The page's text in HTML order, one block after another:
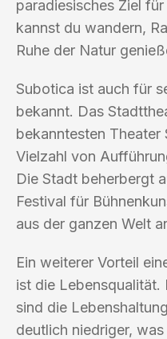
paradiesisches Ziel
kannst du wandern,
Ruhe der Natur
Subotica ist auch für
bekannt. Das
bekanntesten Theater
Vielzahl von
Die Stadt beherbergt
Festival für
aus der ganzen Welt
Ein weiterer Vorteil
ist die Lebensqualität.
sind die
deutlich niedriger,